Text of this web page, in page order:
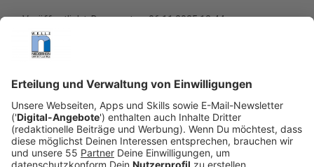
Veröffentlicht:Donnerstag, 06.11.2025 12:44
Anzeige
Die Stadt Nettetal ist beim Digital-Award 2025 mit
dem dritten Platz ausgezeichnet worden. In der
Kategorie „Städte und Gemeinden über 20.000
Einwohnende“ überzeugte das Projekt „DSGVO-